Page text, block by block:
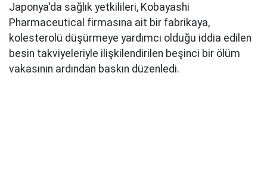
Japonya'da sağlık yetkilileri, Kobayashi
Pharmaceutical firmasına ait bir fabrikaya,
kolesterolü düşürmeye yardımcı olduğu iddia edilen
besin takviyeleriyle ilişkilendirilen beşinci bir ölüm
vakasının ardından baskın düzenledi.